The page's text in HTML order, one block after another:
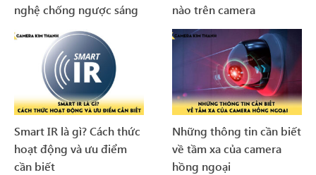
nghệ chống ngược sáng
nào trên camera
Smart IR là gì? Cách thức
hoạt động và ưu điểm
cần biết
Những thông tin cần biết
về tầm xa của camera
hồng ngoại